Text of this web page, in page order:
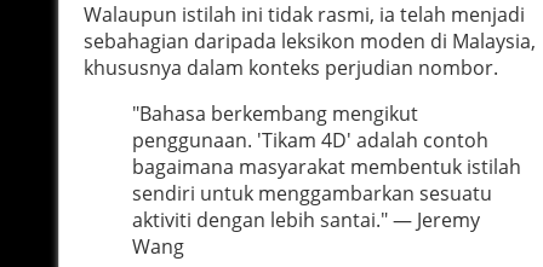
Walaupun istilah ini tidak rasmi, ia telah menjadi
sebahagian daripada leksikon moden di Malaysia,
khususnya dalam konteks perjudian nombor.
"Bahasa berkembang mengikut
penggunaan. 'Tikam 4D' adalah contoh
bagaimana masyarakat membentuk istilah
sendiri untuk menggambarkan sesuatu
aktiviti dengan lebih santai." — Jeremy
Wang